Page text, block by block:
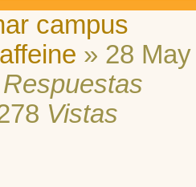
campus
» 28
Respuestas
Vistas